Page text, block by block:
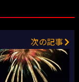
次の記事